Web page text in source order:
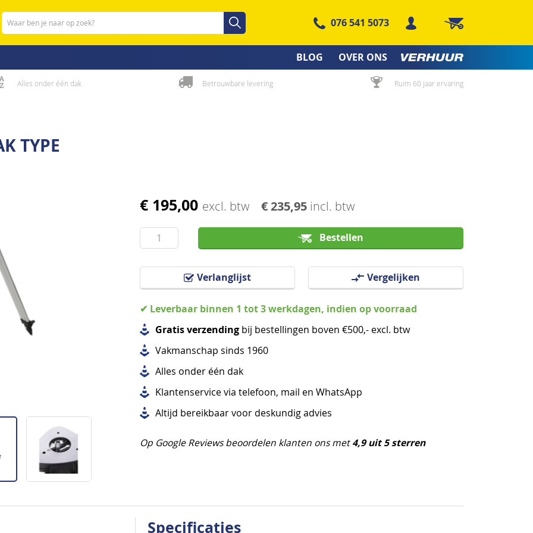
Zoeken Zoeken
076 541 5073 Winkelwagen
BLOG OVER ONS
Alles onder één dak Betrouwbare levering Ruim 60 jaar ervaring
TYPE
€ 195,00 excl. btw € 235,95 incl. btw
Bestellen
Verlanglijst Vergelijken
✔ Leverbaar binnen 1 tot 3 werkdagen, indien op voorraad
Gratis verzending bij bestellingen boven €500,- excl. btw
Vakmanschap sinds 1960
Alles onder één dak
Klantenservice via telefoon, mail en WhatsApp
Altijd bereikbaar voor deskundig advies
Op Google Reviews beoordelen klanten ons met4,9 uit 5 sterren
Specificaties